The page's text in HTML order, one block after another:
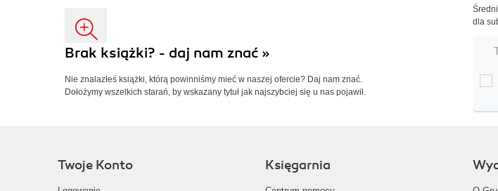
Brak książki? - daj nam znać »
Nie znalazłeś książki, którą powinniśmy mieć w naszej ofercie? Daj nam znać.
Dołożymy wszelkich starań, by wskazany tytuł jak najszybciej się u nas pojawił.
dla
Twoje Konto Księgarnia